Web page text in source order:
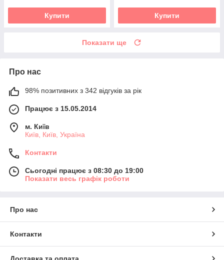
Купити Купити
Показати ще
Про нас
98% позитивних з 342 відгуків за рік
Працює з 15.05.2014
м. Київ
Київ, Київ, Україна
Контакти
Сьогодні працює з 08:30 до 19:00
Показати весь графік роботи
Про нас
Контакти